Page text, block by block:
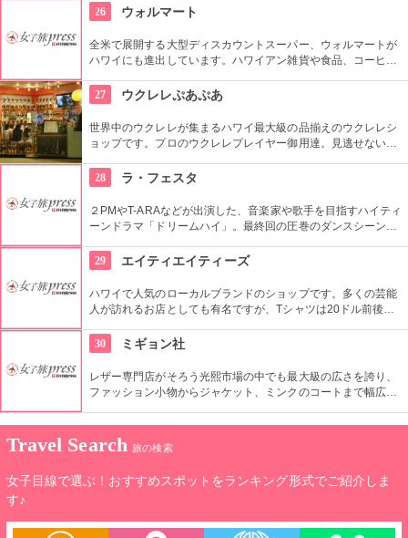
チェックしてみたいですね。日本の下着のように、お手ごろ価
格で買えそうです。
26 ウォルマート
全米で展開する大型ディスカウントスーパー、ウォルマートが
ハワイにも進出しています。ハワイアン雑貨や食品、コーヒー
なりそうなもの、便利なもの、楽しいものがたくさん買えます
よ。
27 ウクレレぷあぷあ
世界中のウクレレが集まるハワイ最大級の品揃えのウクレレシ
ョップです。プロのウクレレプレイヤー御用達。見逃せないの
なるまで教えてくれるなんて、かなり太っ腹じゃないですか。
28 ラ・フェスタ
２PMやT-ARAなどが出演した、音楽家や歌手を目指すハイティ
ーンドラマ「ドリームハイ」。最終回の圧巻のダンスシーンが
でした。ロケ地堪能だけでなく、お買い物も楽しめます。ソウ
ルから1時間弱。
29 エイティエイティーズ
ハワイで人気のローカルブランドのショップです。多くの芸能
人が訪れるお店としても有名ですが、Tシャツは20ドル前後と
とても多いです。「いいな」と思ったら迷わず買いで！
30 ミギョン社
レザー専門店がそろう光熙市場の中でも最大級の広さを誇り、
ファッション小物からジャケット、ミンクのコートまで幅広い
ダーメイドも可能で、欲しいデザインや素材を相談しながら決
められます。
Travel Search 旅の検索
女子目線で選ぶ！おすすめスポットをランキング形式でご紹介しま
す♪